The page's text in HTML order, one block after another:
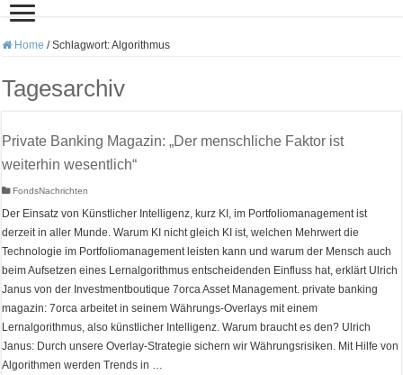
Home / Schlagwort:Algorithmus
Tagesarchiv
Private Banking Magazin: „Der menschliche Faktor ist
weiterhin wesentlich“
FondsNachrichten
Der Einsatz von Künstlicher Intelligenz, kurz KI, im Portfoliomanagement ist
derzeit in aller Munde. Warum KI nicht gleich KI ist, welchen Mehrwert die
Technologie im Portfoliomanagement leisten kann und warum der Mensch auch
beim Aufsetzen eines Lernalgorithmus entscheidenden Einfluss hat, erklärt Ulrich
Janus von der Investmentboutique 7orca Asset Management. private banking
magazin: 7orca arbeitet in seinem Währungs-Overlays mit einem
Lernalgorithmus, also künstlicher Intelligenz. Warum braucht es den? Ulrich
Janus: Durch unsere Overlay-Strategie sichern wir Währungsrisiken. Mit Hilfe von
Algorithmen werden Trends in …